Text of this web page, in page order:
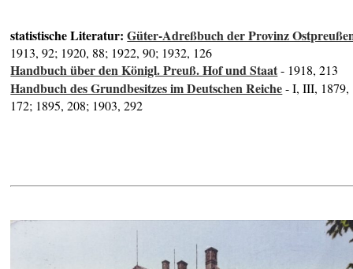
statistische Literatur:Güter-Adreßbuch der Provinz
1913, 92; 1920, 88; 1922, 90; 1932, 126
Handbuch über den Königl. Preuß. Hof und Staat- 1918, 213
Handbuch des Grundbesitzes im Deutschen Reiche- I, III, 1879,
172; 1895, 208; 1903, 292